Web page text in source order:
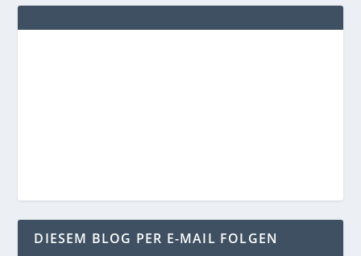
DIESEM BLOG PER E-MAIL FOLGEN